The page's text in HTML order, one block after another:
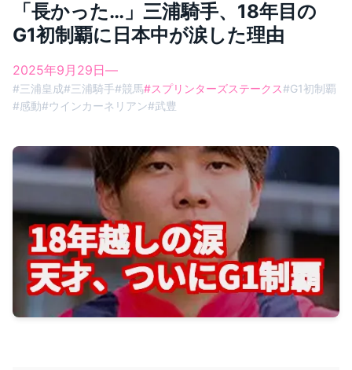
「長かった…」三浦騎手、18年目の
G1初制覇に日本中が涙した理由
2025年9月29日—
#三浦皇成#三浦騎手#競馬#スプリンターズステークス#G1初制覇
#感動#ウインカーネリアン#武豊